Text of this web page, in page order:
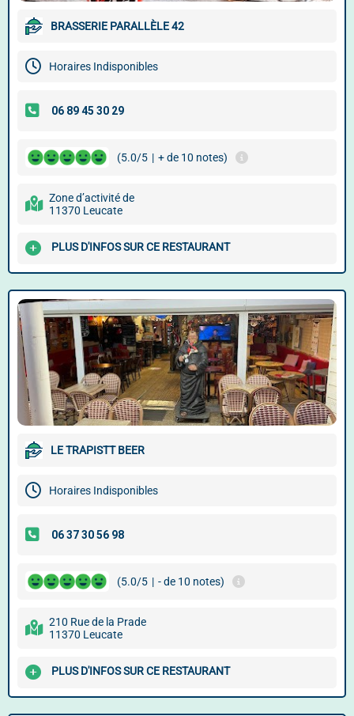
BRASSERIE PARALLÈLE 42
Horaires Indisponibles
(5.0/5 | + de 10 notes)
Zone d’activité de
11370 Leucate
PLUS D'INFOS SUR CE RESTAURANT
LE TRAPISTT BEER
Horaires Indisponibles
(5.0/5 | - de 10 notes)
210 Rue de la Prade
11370 Leucate
PLUS D'INFOS SUR CE RESTAURANT